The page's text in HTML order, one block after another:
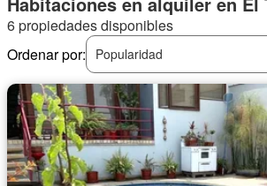
6 propiedades disponibles
Ordenar por:
Popularidad